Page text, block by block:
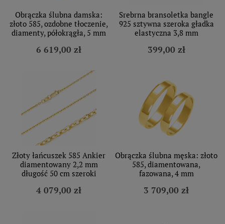
Obrączka ślubna damska:
złoto 585, ozdobne tłoczenie,
diamenty, półokrągła, 5 mm
6 619,00 zł
Srebrna bransoletka bangle
925 sztywna szeroka gładka
elastyczna 3,8 mm
399,00 zł
Złoty łańcuszek 585 Ankier
diamentowany 2,2 mm
długość 50 cm szeroki
4 079,00 zł
Obrączka ślubna męska: złoto
585, diamentowana,
fazowana, 4 mm
3 709,00 zł